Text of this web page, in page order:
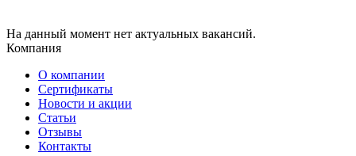
На данный момент нет актуальных вакансий.
Компания
О компании
Сертификаты
Новости и акции
Статьи
Отзывы
Контакты